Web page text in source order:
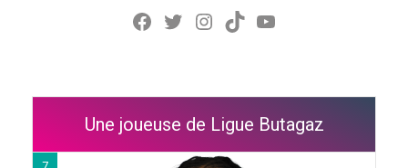
Facebook
Twitter
Instagram
TikTokYouTube
Une joueuse de Ligue Butagaz